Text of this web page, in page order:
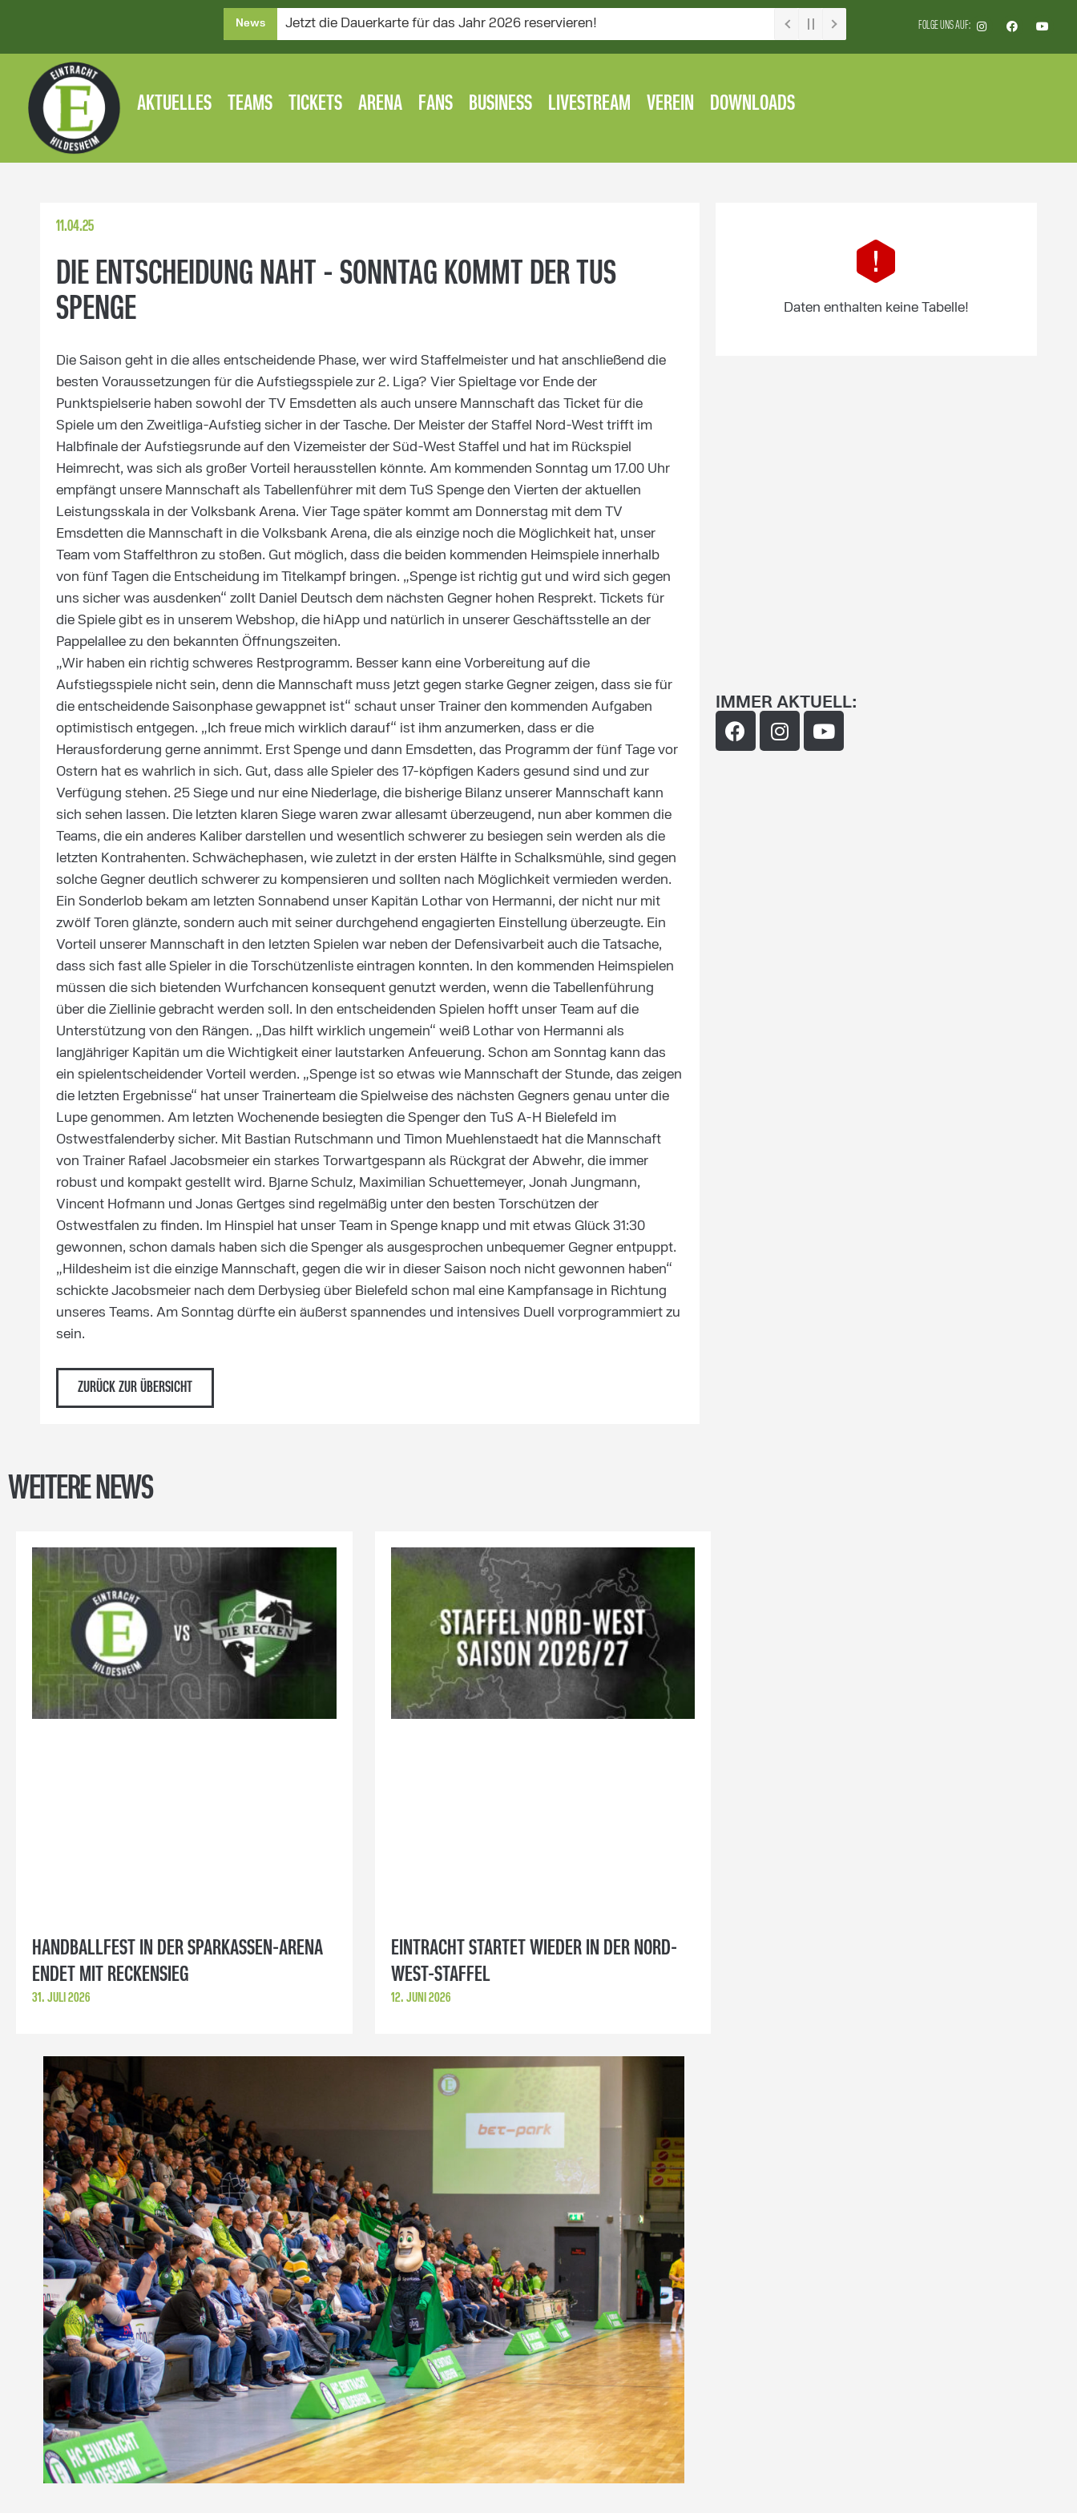
News Jetzt die Dauerkarte für das Jahr 2026 reservieren! FOLGE UNS AUF:
AKTUELLES TEAMS TICKETS ARENA FANS BUSINESS LIVESTREAM VEREIN DOWNLOADS
11.04.25
DIE ENTSCHEIDUNG NAHT - SONNTAG KOMMT DER TUS
SPENGE
Die Saison geht in die alles entscheidende Phase, wer wird Staffelmeister und hat anschließend die
besten Voraussetzungen für die Aufstiegsspiele zur 2. Liga? Vier Spieltage vor Ende der
Punktspielserie haben sowohl der TV Emsdetten als auch unsere Mannschaft das Ticket für die
Spiele um den Zweitliga-Aufstieg sicher in der Tasche. Der Meister der Staffel Nord-West trifft im
Halbfinale der Aufstiegsrunde auf den Vizemeister der Süd-West Staffel und hat im Rückspiel
Heimrecht, was sich als großer Vorteil herausstellen könnte. Am kommenden Sonntag um 17.00 Uhr
empfängt unsere Mannschaft als Tabellenführer mit dem TuS Spenge den Vierten der aktuellen
Leistungsskala in der Volksbank Arena. Vier Tage später kommt am Donnerstag mit dem TV
Emsdetten die Mannschaft in die Volksbank Arena, die als einzige noch die Möglichkeit hat, unser
Team vom Staffelthron zu stoßen. Gut möglich, dass die beiden kommenden Heimspiele innerhalb
von fünf Tagen die Entscheidung im Titelkampf bringen. „Spenge ist richtig gut und wird sich gegen
uns sicher was ausdenken“ zollt Daniel Deutsch dem nächsten Gegner hohen Resprekt. Tickets für
die Spiele gibt es in unserem Webshop, die hiApp und natürlich in unserer Geschäftsstelle an der
Pappelallee zu den bekannten Öffnungszeiten.
„Wir haben ein richtig schweres Restprogramm. Besser kann eine Vorbereitung auf die
Aufstiegsspiele nicht sein, denn die Mannschaft muss jetzt gegen starke Gegner zeigen, dass sie für
die entscheidende Saisonphase gewappnet ist“ schaut unser Trainer den kommenden Aufgaben
optimistisch entgegen. „Ich freue mich wirklich darauf“ ist ihm anzumerken, dass er die
Herausforderung gerne annimmt. Erst Spenge und dann Emsdetten, das Programm der fünf Tage vor
Ostern hat es wahrlich in sich. Gut, dass alle Spieler des 17-köpfigen Kaders gesund sind und zur
Verfügung stehen. 25 Siege und nur eine Niederlage, die bisherige Bilanz unserer Mannschaft kann
sich sehen lassen. Die letzten klaren Siege waren zwar allesamt überzeugend, nun aber kommen die
Teams, die ein anderes Kaliber darstellen und wesentlich schwerer zu besiegen sein werden als die
letzten Kontrahenten. Schwächephasen, wie zuletzt in der ersten Hälfte in Schalksmühle, sind gegen
solche Gegner deutlich schwerer zu kompensieren und sollten nach Möglichkeit vermieden werden.
Ein Sonderlob bekam am letzten Sonnabend unser Kapitän Lothar von Hermanni, der nicht nur mit
zwölf Toren glänzte, sondern auch mit seiner durchgehend engagierten Einstellung überzeugte. Ein
Vorteil unserer Mannschaft in den letzten Spielen war neben der Defensivarbeit auch die Tatsache,
dass sich fast alle Spieler in die Torschützenliste eintragen konnten. In den kommenden Heimspielen
müssen die sich bietenden Wurfchancen konsequent genutzt werden, wenn die Tabellenführung
über die Ziellinie gebracht werden soll. In den entscheidenden Spielen hofft unser Team auf die
Unterstützung von den Rängen. „Das hilft wirklich ungemein“ weiß Lothar von Hermanni als
langjähriger Kapitän um die Wichtigkeit einer lautstarken Anfeuerung. Schon am Sonntag kann das
ein spielentscheidender Vorteil werden. „Spenge ist so etwas wie Mannschaft der Stunde, das zeigen
die letzten Ergebnisse“ hat unser Trainerteam die Spielweise des nächsten Gegners genau unter die
Lupe genommen. Am letzten Wochenende besiegten die Spenger den TuS A-H Bielefeld im
Ostwestfalenderby sicher. Mit Bastian Rutschmann und Timon Muehlenstaedt hat die Mannschaft
von Trainer Rafael Jacobsmeier ein starkes Torwartgespann als Rückgrat der Abwehr, die immer
robust und kompakt gestellt wird. Bjarne Schulz, Maximilian Schuettemeyer, Jonah Jungmann,
Vincent Hofmann und Jonas Gertges sind regelmäßig unter den besten Torschützen der
Ostwestfalen zu finden. Im Hinspiel hat unser Team in Spenge knapp und mit etwas Glück 31:30
gewonnen, schon damals haben sich die Spenger als ausgesprochen unbequemer Gegner entpuppt.
„Hildesheim ist die einzige Mannschaft, gegen die wir in dieser Saison noch nicht gewonnen haben“
schickte Jacobsmeier nach dem Derbysieg über Bielefeld schon mal eine Kampfansage in Richtung
unseres Teams. Am Sonntag dürfte ein äußerst spannendes und intensives Duell vorprogrammiert zu
sein.
ZURÜCK ZUR ÜBERSICHT
Daten enthalten keine Tabelle!
IMMER AKTUELL:
WEITERE NEWS
HANDBALLFEST IN DER SPARKASSEN-ARENA
ENDET MIT RECKENSIEG
31. JULI 2026
EINTRACHT STARTET WIEDER IN DER NORD-
WEST-STAFFEL
12. JUNI 2026